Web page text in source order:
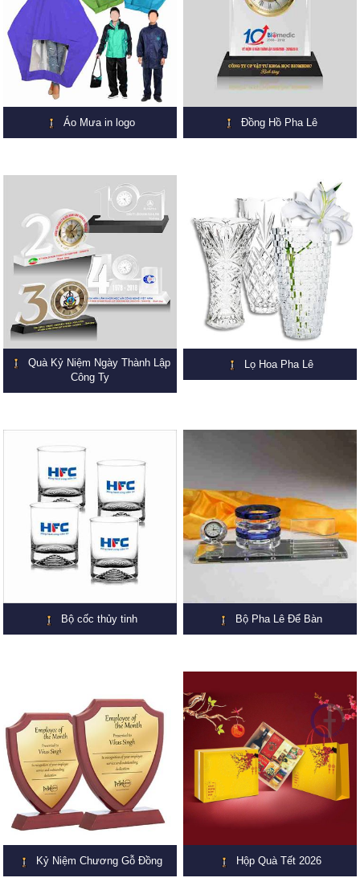
Áo Mưa in logo Đồng Hồ Pha Lê
Quà Kỷ Niệm Ngày Thành Lập
Công Ty
Lọ Hoa Pha Lê
Bộ cốc thủy tinh Bộ Pha Lê Để Bàn
Kỷ Niệm Chương Gỗ Đồng Hộp Quà Tết 2026